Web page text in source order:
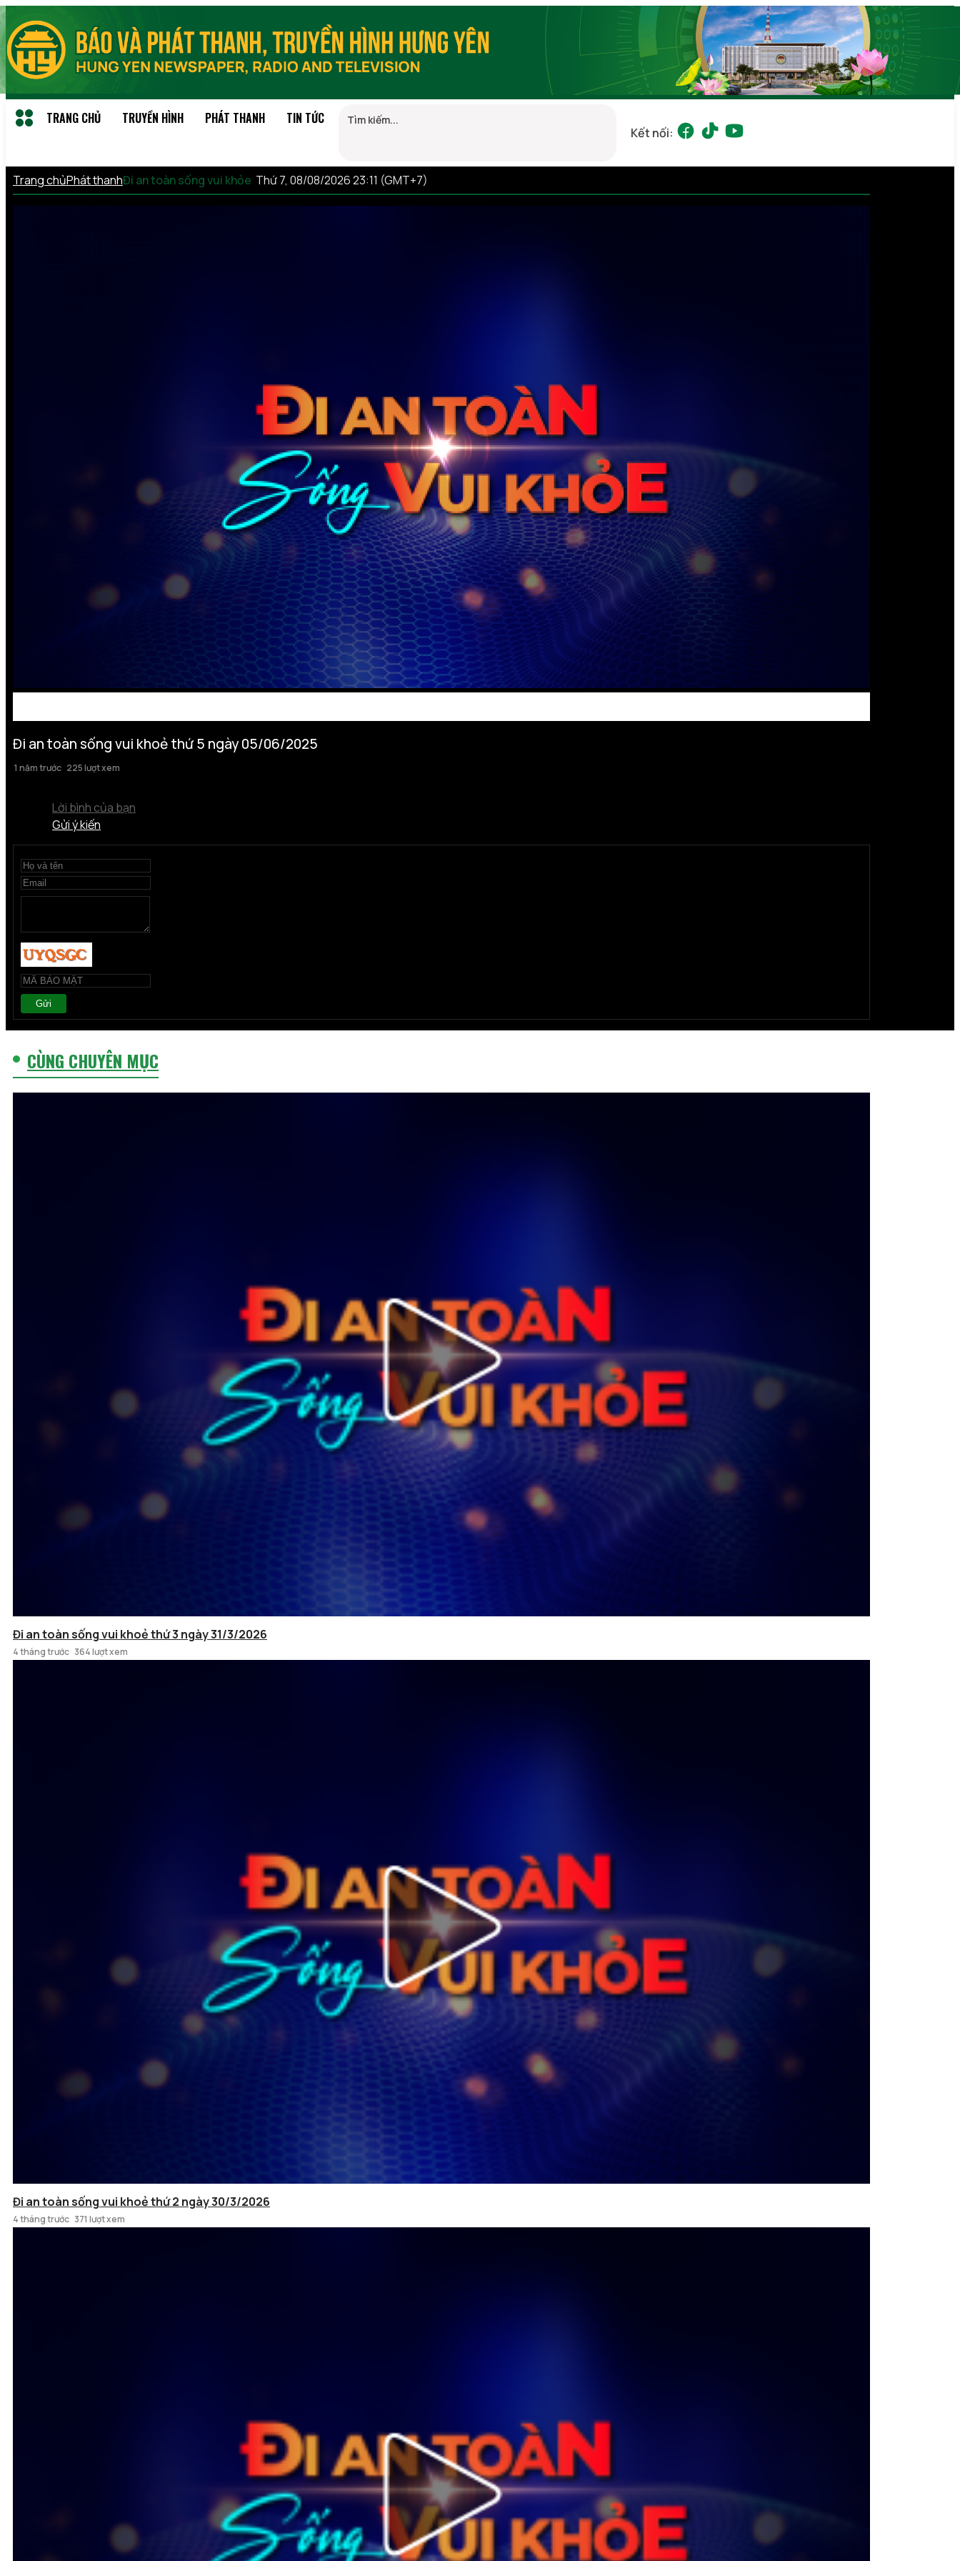
TRANG CHỦ TRUYỀN HÌNH PHÁT THANH TIN TỨC
Kết nối:
Trang chủPhát thanhĐi an toàn sống vui khỏe Thứ 7, 08/08/2026 23:11 (GMT+7)
Đi an toàn sống vui khoẻ thứ 5 ngày 05/06/2025
1 năm trước 225 lượt xem
Lời bình của bạn
Gửi ý kiến
Gửi
CÙNG CHUYÊN MỤC
Đi an toàn sống vui khoẻ thứ 3 ngày 31/3/2026
4 tháng trước 364 lượt xem
Đi an toàn sống vui khoẻ thứ 2 ngày 30/3/2026
4 tháng trước 371 lượt xem